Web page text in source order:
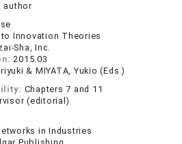
author
Innovation Theories
Sha, Inc.
2015.03
& MIYATA, Yukio (Eds.)
Chapters 7 and 11
(editorial)
in Industries